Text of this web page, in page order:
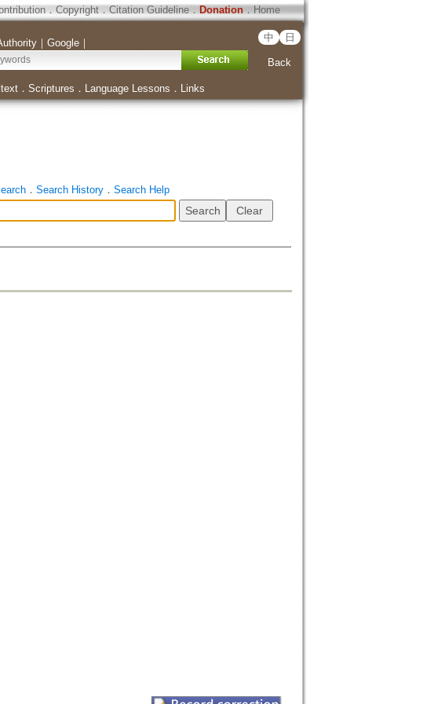
．Copyright．Citation Guideline． Donation．Home
｜ Google｜ 中 日
Back
． Scriptures ． Language Lessons ． Links
． Search History． Search Help